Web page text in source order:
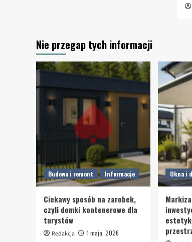
Nie przegap tych informacji
Budowa i remont Informacje
Ciekawy sposób na zarobek,
czyli domki kontenerowe dla
turystów
Redakcja 1 maja, 2026
Okna i